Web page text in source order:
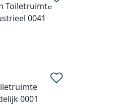
Toiletruimte
0041
0001